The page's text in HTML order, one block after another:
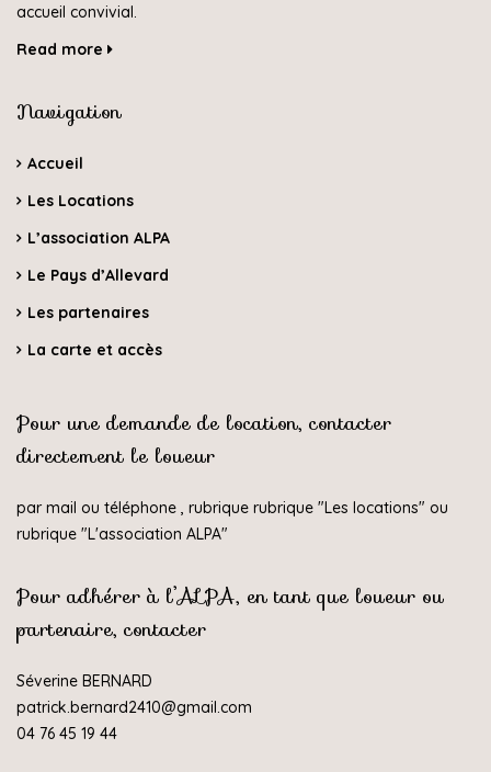
accueil convivial.
Read more
Navigation
Accueil
Les Locations
L’association ALPA
Le Pays d’Allevard
Les partenaires
La carte et accès
Pour une demande de location, contacter
directement le loueur
par mail ou téléphone , rubrique rubrique "Les locations" ou
rubrique "L'association ALPA"
Pour adhérer à l’ALPA, en tant que loueur ou
partenaire, contacter
Séverine BERNARD
patrick.bernard2410@gmail.com
04 76 45 19 44